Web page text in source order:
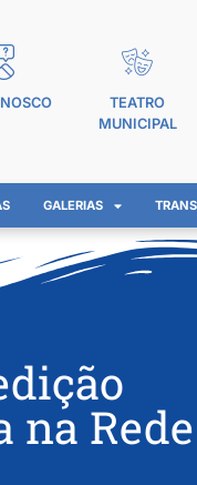
TEATRO
MUNICIPAL
GALERIAS
na Rede